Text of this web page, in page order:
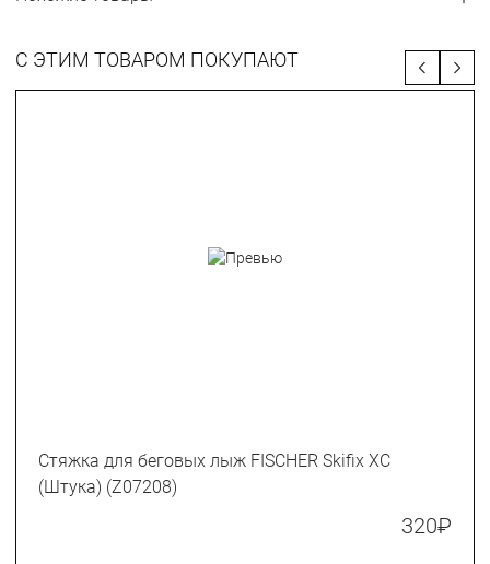
С ЭТИМ ТОВАРОМ ПОКУПАЮТ
Стяжка для беговых лыж FISCHER Skifix XC
(Штука) (Z07208)
320₽